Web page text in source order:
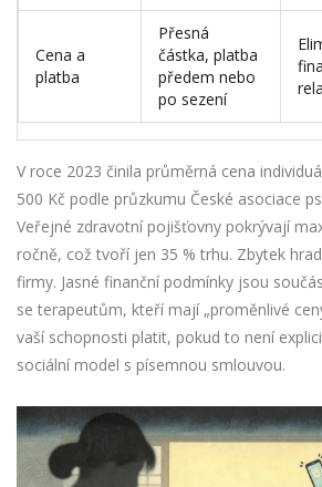
Cena a
platba
Přesná
částka, platba
předem nebo
po sezení
V roce 2023 činila průměrná cena
500 Kč podle průzkumu České asociace
Veřejné zdravotní pojišťovny pokrývají
ročně, což tvoří jen 35 % trhu. Zbytek
firmy. Jasné finanční podmínky jsou
se terapeutům, kteří mají „proměnlivé
vaší schopnosti platit, pokud to není
sociální model s písemnou smlouvou.